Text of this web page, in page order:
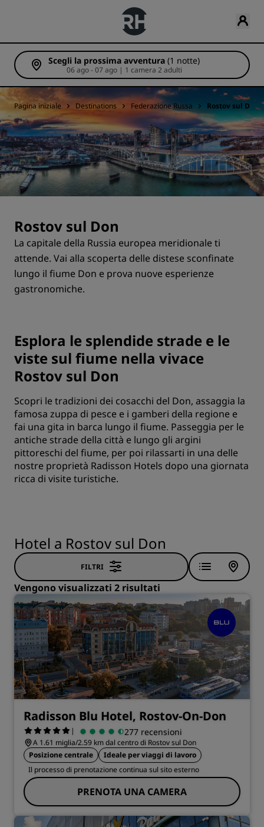
Scegli la prossima avventura (1 notte)
06 ago - 07 ago | 1 camera 2 adulti
Pagina iniziale Destinations Federazione Russa Rostov sul Don
Rostov sul Don
La capitale della Russia europea meridionale ti
attende. Vai alla scoperta delle distese sconfinate
lungo il fiume Don e prova nuove esperienze
gastronomiche.
Esplora le splendide strade e le
viste sul fiume nella vivace
Rostov sul Don
Scopri le tradizioni dei cosacchi del Don, assaggia la
famosa zuppa di pesce e i gamberi della regione e
fai una gita in barca lungo il fiume. Passeggia per le
antiche strade della città e lungo gli argini
pittoreschi del fiume, per poi rilassarti in una delle
nostre proprietà Radisson Hotels dopo una giornata
ricca di visite turistiche.
Hotel a Rostov sul Don
FILTRI
Vengono visualizzati 2 risultati
Radisson Blu Hotel, Rostov-On-Don
| 277 recensioni
A 1.61 miglia/2.59 km dal centro di Rostov sul Don
Posizione centrale
Ideale per viaggi di lavoro
Il processo di prenotazione continua sul sito esterno
PRENOTA UNA CAMERA